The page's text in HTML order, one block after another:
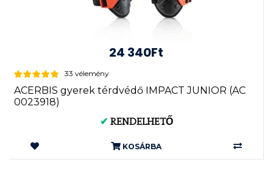
24 340Ft
33 vélemény
ACERBIS gyerek térdvédő IMPACT JUNIOR (AC
0023918)
✔ RENDELHETŐ
KOSÁRBA